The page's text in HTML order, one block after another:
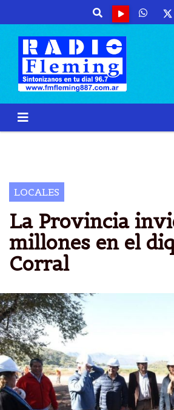
LOCALES
La Provincia
millones en el
Corral